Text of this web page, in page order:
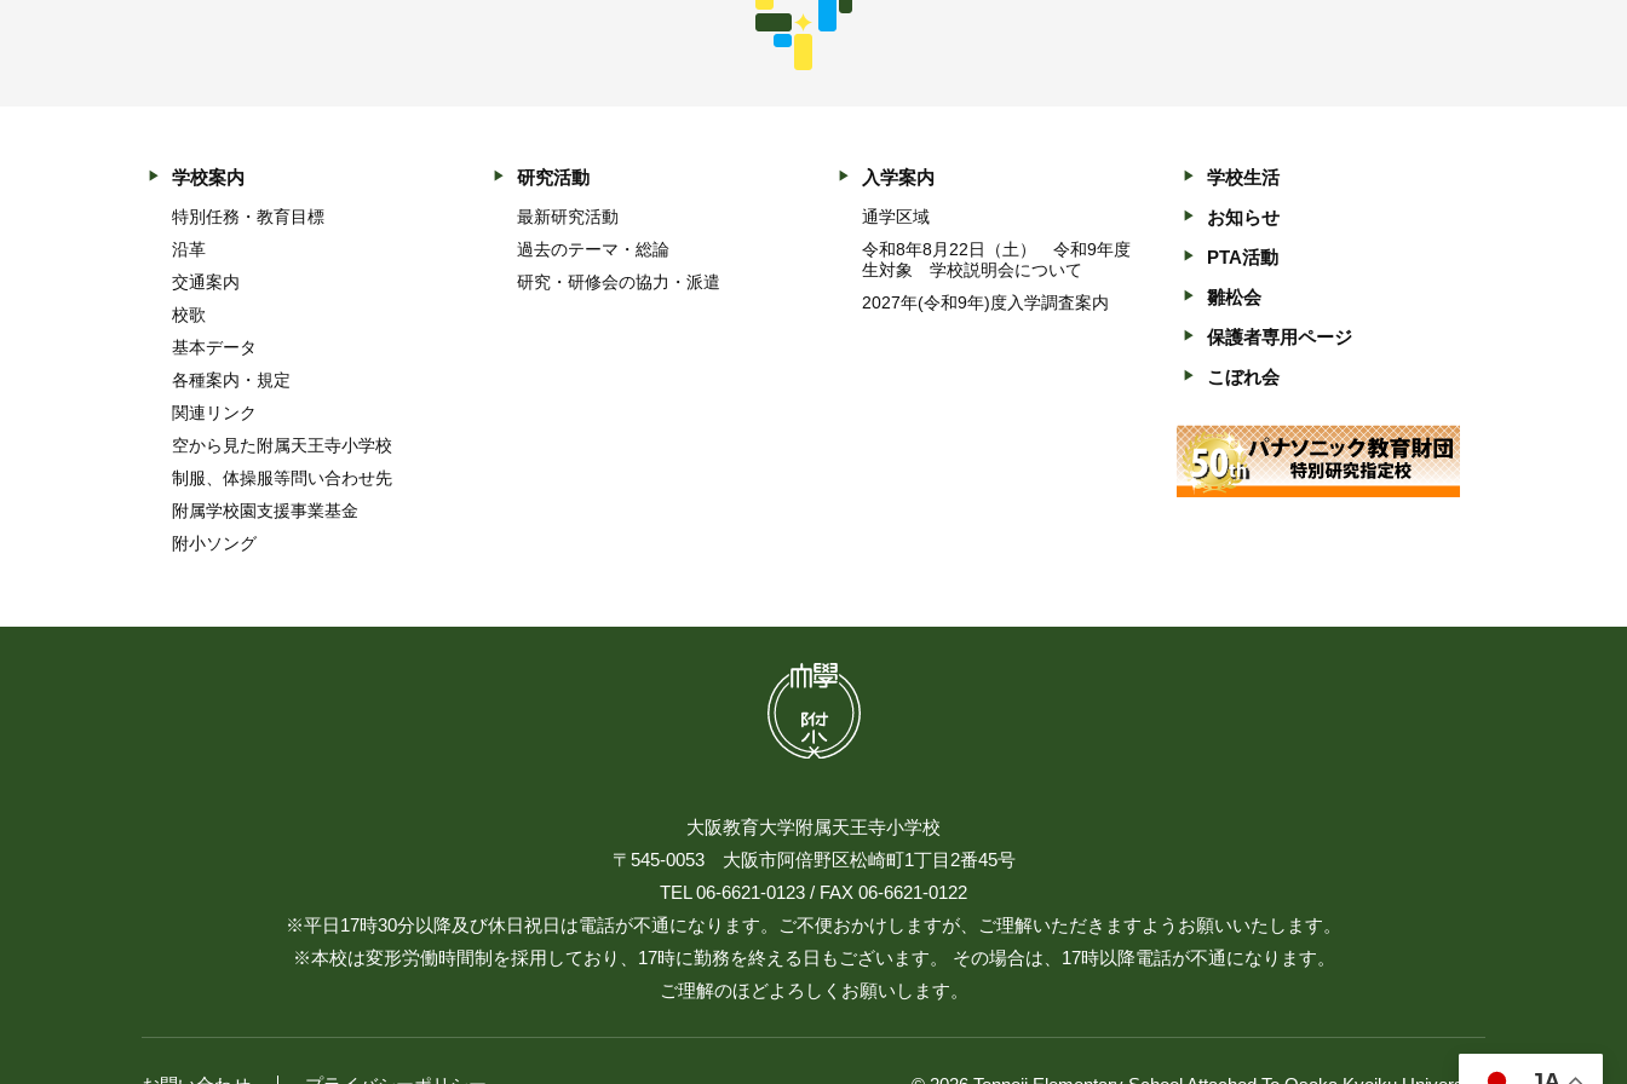
学校案内
特別任務・教育目標
沿革
交通案内
校歌
基本データ
各種案内・規定
関連リンク
空から見た附属天王寺小学校
制服、体操服等問い合わせ先
附属学校園支援事業基金
附小ソング
研究活動
最新研究活動
過去のテーマ・総論
研究・研修会の協力・派遣
入学案内
通学区域
令和8年8月22日（土） 令和9年度
生対象 学校説明会について
2027年(令和9年)度入学調査案内
学校生活
お知らせ
PTA活動
雛松会
保護者専用ページ
こぼれ会
大阪教育大学附属天王寺小学校
〒545-0053 大阪市阿倍野区松崎町1丁目2番45号
TEL 06-6621-0123 / FAX 06-6621-0122
※平日17時30分以降及び休日祝日は電話が不通になります。ご不便おかけしますが、ご理解いただきますようお願いいたします。
※本校は変形労働時間制を採用しており、17時に勤務を終える日もございます。 その場合は、17時以降電話が不通になります。
ご理解のほどよろしくお願いします。